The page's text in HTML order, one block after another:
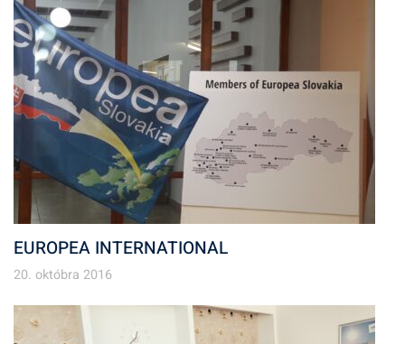
EUROPEA INTERNATIONAL
20. októbra 2016